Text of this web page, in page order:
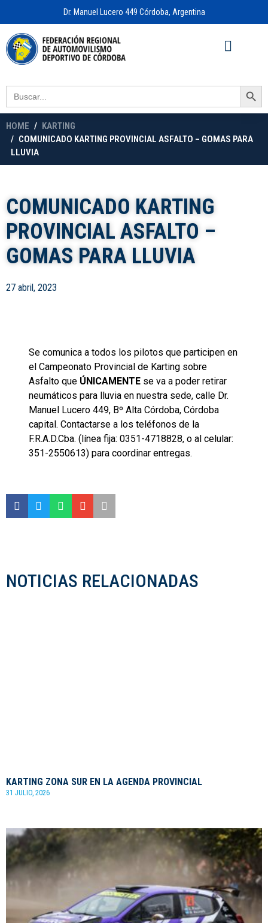
Dr. Manuel Lucero 449 Córdoba, Argentina
Search
for:
Search Button
HOME
KARTING
COMUNICADO KARTING PROVINCIAL ASFALTO – GOMAS PARA
LLUVIA
COMUNICADO KARTING
PROVINCIAL ASFALTO –
GOMAS PARA LLUVIA
27 abril, 2023
Se comunica a todos los pilotos que participen en
el Campeonato Provincial de Karting sobre
Asfalto que ÚNICAMENTE se va a poder retirar
neumáticos para lluvia en nuestra sede, calle Dr.
Manuel Lucero 449, Bº Alta Córdoba, Córdoba
capital. Contactarse a los teléfonos de la
F.R.A.D.Cba. (línea fija: 0351-4718828, o al celular:
351-2550613) para coordinar entregas.
NOTICIAS RELACIONADAS
KARTING ZONA SUR EN LA AGENDA PROVINCIAL
31 JULIO, 2026